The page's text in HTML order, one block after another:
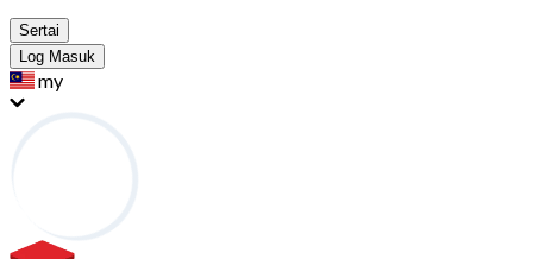
Sertai
Log Masuk
my